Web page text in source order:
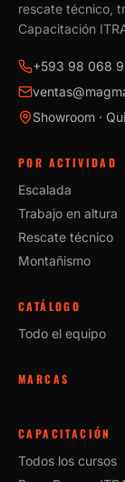
rescate técnico,
Capacitación
+593 98 068
Showroom ·
POR ACTIVIDAD
Escalada
Trabajo en altura
Rescate técnico
Montañismo
CATÁLOGO
Todo el equipo
MARCAS
CAPACITACIÓN
Todos los cursos